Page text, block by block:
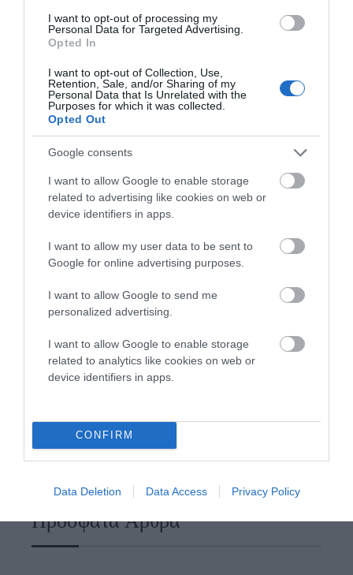
I want to opt-out of processing my
Personal Data for Targeted Advertising.
Opted In
I want to opt-out of Collection, Use,
Retention, Sale, and/or Sharing of my
Personal Data that Is Unrelated with the
Purposes for which it was collected.
Opted Out
Google consents
I want to allow Google to enable storage
related to advertising like cookies on web or
device identifiers in apps.
I want to allow my user data to be sent to
Google for online advertising purposes.
I want to allow Google to send me
personalized advertising.
I want to allow Google to enable storage
related to analytics like cookies on web or
device identifiers in apps.
CONFIRM
Data Deletion Data Access Privacy Policy
Προτεινόμενα άρθρα
ΦΕΣΤΙΒΑΛ ΑΝΔΡΟΥ: Ένα βαθυστόχαστο έργο του
Μπέκετ
Η νεολαία της Άνδρου είναι εδώ. Χρειάζεται όμως
ευκαιρίες για να φανεί.
ΡΑΦΗΝΑ – ΘΕΟΥΤΑ σημειώσατε…
ΣΥΓΚΛΟΝΙΣΤΙΚΟΣ ΑΠΟΧΑΙΡΕΤΙΣΜΟΣ ΣΤΗ
Απαράδεκτη εμπειρία στη Ραφήνα. Φωτογραφίες από την
Πρόσφατα Άρθρα